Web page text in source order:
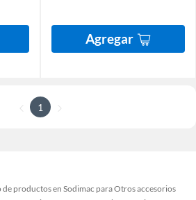
Agregar
1
productos en Sodimac para Otros accesorios